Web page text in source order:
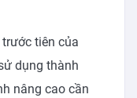
tiên của
dụng thành
nâng cao cần